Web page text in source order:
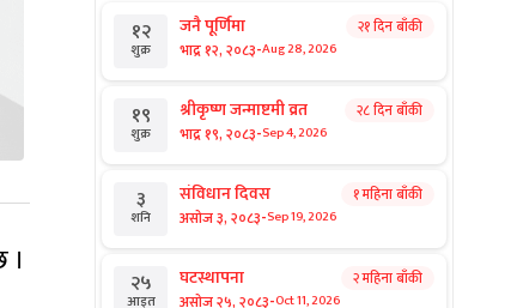
१२
शुक्र
जनै पूर्णिमा
भाद्र १२, २०८३-Aug 28, 2026
२१ दिन बाँकी
१९
शुक्र
श्रीकृष्ण जन्माष्टमी व्रत
भाद्र १९, २०८३-Sep 4, 2026
२८ दिन बाँकी
३
शनि
संविधान दिवस
असोज ३, २०८३-Sep 19, 2026
१ महिना बाँकी
२५
आइत
घटस्थापना
असोज २५, २०८३-Oct 11, 2026
२ महिना बाँकी